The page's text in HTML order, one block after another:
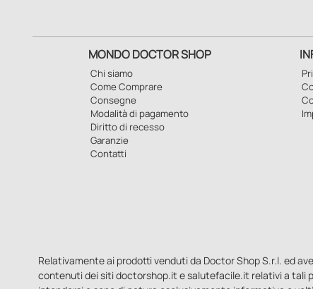
MONDO DOCTOR SHOP
Chi siamo
Come Comprare
Consegne
Modalità di pagamento
Diritto di recesso
Garanzie
Contatti
Relativamente ai prodotti venduti da Doctor Shop S.r.l. ed
contenuti dei siti doctorshop.it e salutefacile.it relativi a tali